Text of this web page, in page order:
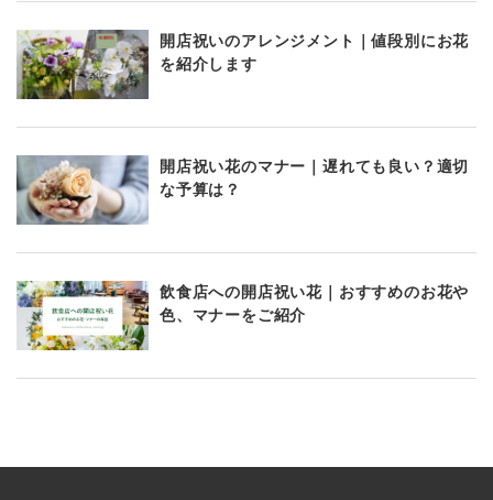
開店祝いのアレンジメント｜値段別にお花
を紹介します
開店祝い花のマナー｜遅れても良い？適切
な予算は？
飲食店への開店祝い花｜おすすめのお花や
色、マナーをご紹介